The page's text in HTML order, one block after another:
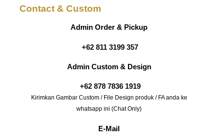
Contact & Custom
Admin Order & Pickup
+62 811 3199 357
Admin Custom & Design
+62 878 7836 1919
Kirimkan Gambar Custom / File Design produk / FA anda ke
whatsapp ini (Chat Only)
E-Mail